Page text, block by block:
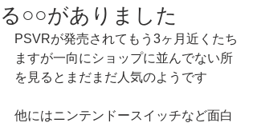
る○○がありました
PSVRが発売されてもう3ヶ月近くたち
ますが一向にショップに並んでない所
を見るとまだまだ人気のようです
他にはニンテンドースイッチなど面白